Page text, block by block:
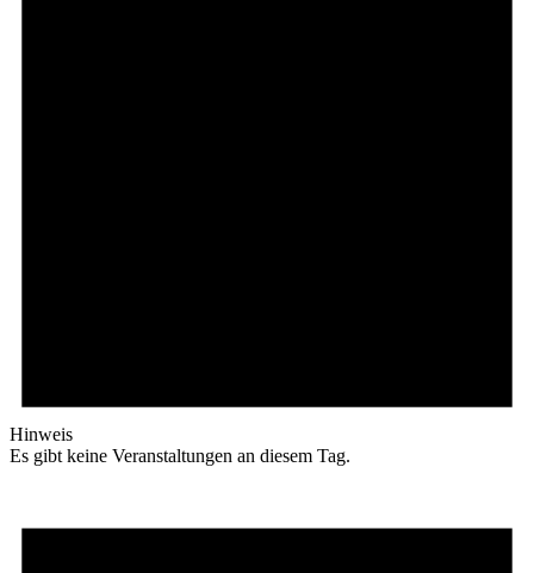
Hinweis
Es gibt keine Veranstaltungen an diesem Tag.